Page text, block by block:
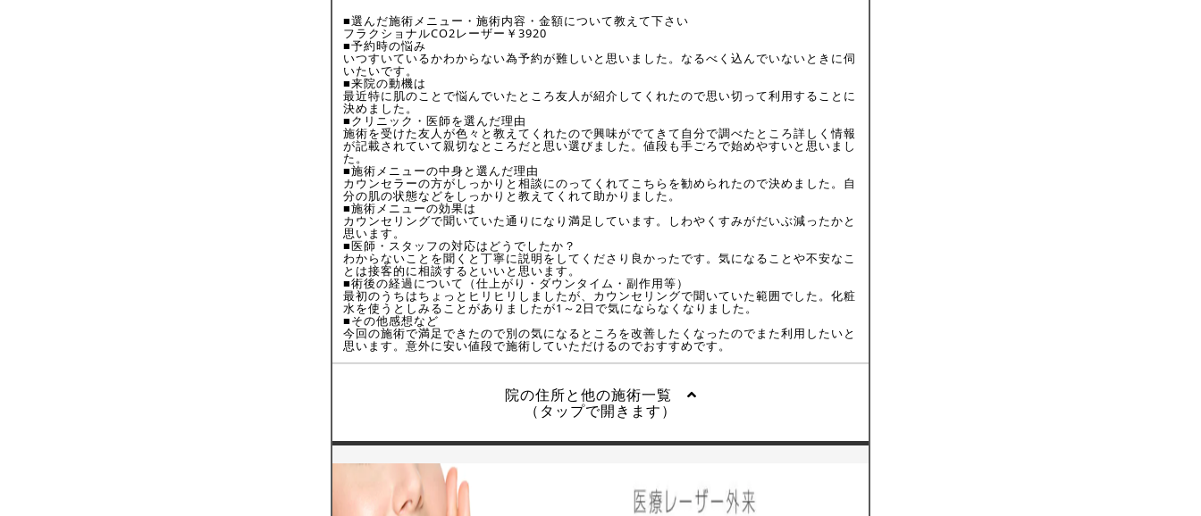
■選んだ施術メニュー・施術内容・金額について教えて下さい
フラクショナルCO2レーザー￥3920
■予約時の悩み
いつすいているかわからない為予約が難しいと思いました。なるべく込んでいないときに伺
いたいです。
■来院の動機は
最近特に肌のことで悩んでいたところ友人が紹介してくれたので思い切って利用することに
決めました。
■クリニック・医師を選んだ理由
施術を受けた友人が色々と教えてくれたので興味がでてきて自分で調べたところ詳しく情報
が記載されていて親切なところだと思い選びました。値段も手ごろで始めやすいと思いまし
た。
■施術メニューの中身と選んだ理由
カウンセラーの方がしっかりと相談にのってくれてこちらを勧められたので決めました。自
分の肌の状態などをしっかりと教えてくれて助かりました。
■施術メニューの効果は
カウンセリングで聞いていた通りになり満足しています。しわやくすみがだいぶ減ったかと
思います。
■医師・スタッフの対応はどうでしたか？
わからないことを聞くと丁寧に説明をしてくださり良かったです。気になることや不安なこ
とは接客的に相談するといいと思います。
■術後の経過について（仕上がり・ダウンタイム・副作用等）
最初のうちはちょっとヒリヒリしましたが、カウンセリングで聞いていた範囲でした。化粧
水を使うとしみることがありましたが1～2日で気にならなくなりました。
■その他感想など
今回の施術で満足できたので別の気になるところを改善したくなったのでまた利用したいと
思います。意外に安い値段で施術していただけるのでおすすめです。
院の住所と他の施術一覧
（タップで開きます）